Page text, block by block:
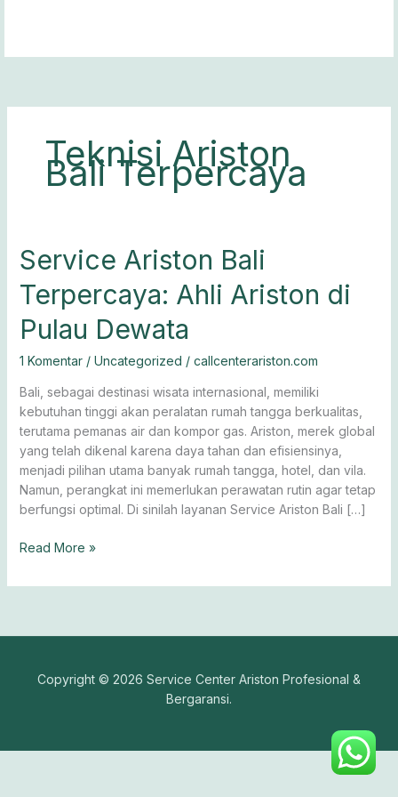
Teknisi Ariston
Bali Terpercaya
Service Ariston Bali
Terpercaya: Ahli Ariston di
Pulau Dewata
1 Komentar / Uncategorized / callcenterariston.com
Bali, sebagai destinasi wisata internasional, memiliki
kebutuhan tinggi akan peralatan rumah tangga berkualitas,
terutama pemanas air dan kompor gas. Ariston, merek global
yang telah dikenal karena daya tahan dan efisiensinya,
menjadi pilihan utama banyak rumah tangga, hotel, dan vila.
Namun, perangkat ini memerlukan perawatan rutin agar tetap
berfungsi optimal. Di sinilah layanan Service Ariston Bali […]
Service
Ariston
Bali
Terpercaya:
Ahli
di
Pulau
Dewata
Read More »
Copyright © 2026 Service Center Ariston Profesional &
Bergaransi.